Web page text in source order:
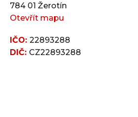
784 01 Žerotín
Otevřít mapu
IČO: 22893288
DIČ: CZ22893288